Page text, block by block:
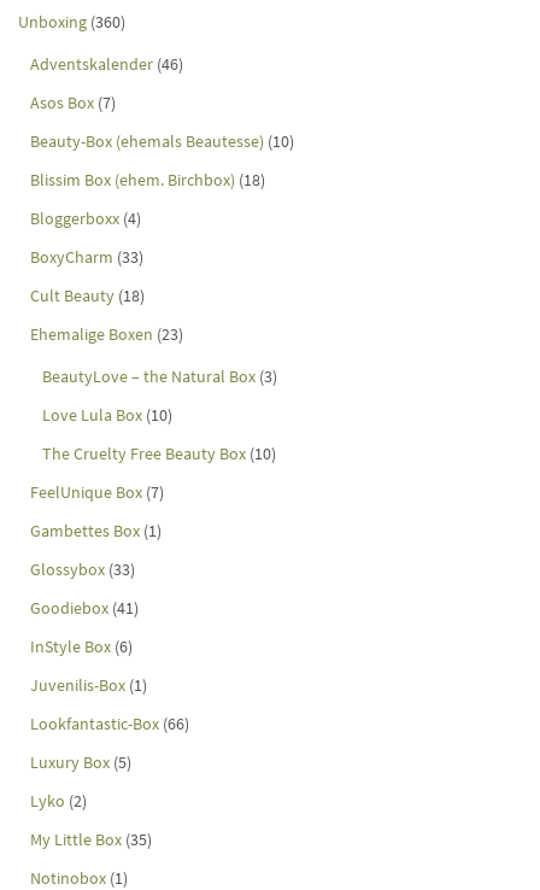
Unboxing (360)
Adventskalender (46)
Asos Box (7)
Beauty-Box (ehemals Beautesse) (10)
Blissim Box (ehem. Birchbox) (18)
Bloggerboxx (4)
BoxyCharm (33)
Cult Beauty (18)
Ehemalige Boxen (23)
BeautyLove – the Natural Box (3)
Love Lula Box (10)
The Cruelty Free Beauty Box (10)
FeelUnique Box (7)
Gambettes Box (1)
Glossybox (33)
Goodiebox (41)
InStyle Box (6)
Juvenilis-Box (1)
Lookfantastic-Box (66)
Luxury Box (5)
Lyko (2)
My Little Box (35)
Notinobox (1)